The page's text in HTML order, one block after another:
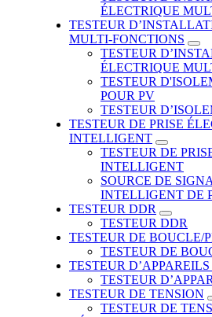
ÉLECTRIQUE
TESTEUR
MULTI-FONCTIONS
TESTEUR
ÉLECTRIQUE
TESTEUR
POUR PV
TESTEUR
TESTEUR DE PRISE
INTELLIGENT
TESTEUR DE
INTELLIGENT
SOURCE DE
INTELLIGENT DE
TESTEUR DDR
TESTEUR DDR
TESTEUR DE BOUCLE/
TESTEUR DE
TESTEUR
TESTEUR
TESTEUR DE TENSION
TESTEUR DE